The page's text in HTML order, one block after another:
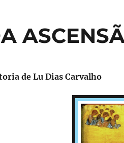
de Lu Dias Carvalho